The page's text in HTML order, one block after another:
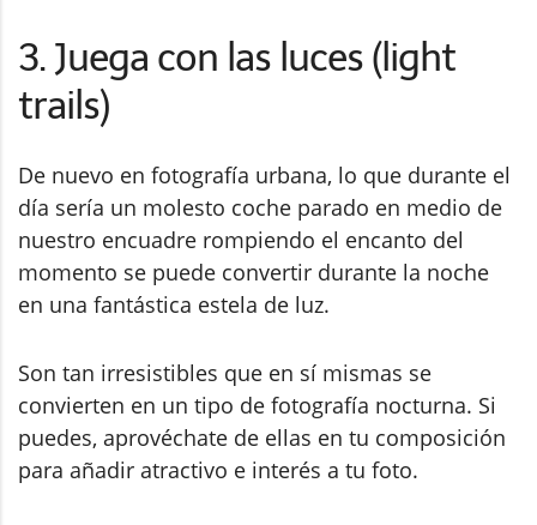
3. Juega con las luces (light
trails)
De nuevo en fotografía urbana, lo que durante el
día sería un molesto coche parado en medio de
nuestro encuadre rompiendo el encanto del
momento se puede convertir durante la noche
en una fantástica estela de luz.
Son tan irresistibles que en sí mismas se
convierten en un tipo de fotografía nocturna. Si
puedes, aprovéchate de ellas en tu composición
para añadir atractivo e interés a tu foto.